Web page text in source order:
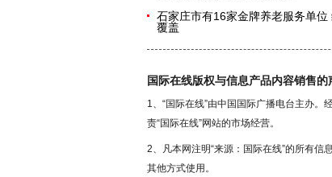
石家庄市有16家金牌养老服务单
覆盖
国际在线版权与信息产品内容销售的
1、“国际在线”由中国国际广播电台主办
责“国际在线”网站的市场经营。
2、凡本网注明“来源：国际在线”的所有信
其他方式使用。